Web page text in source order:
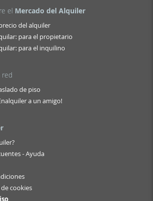
el Mercado del Alquiler
del alquiler
para el propietario
para el inquilino
red
de piso
a un amigo!
- Ayuda
cookies